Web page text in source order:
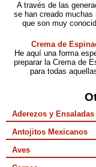
A través de las
se han creado muchas
que son muy
Crema de
He aquí una forma
preparar la Crema de
para todas
Aderezos y Ensaladas
Antojitos Mexicanos
Aves